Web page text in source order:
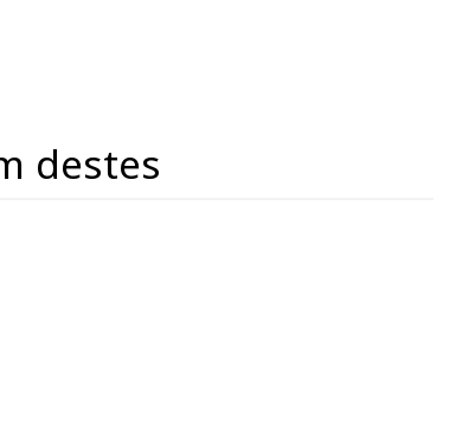
destes